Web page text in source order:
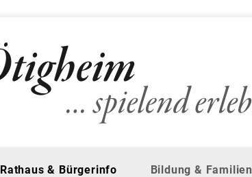
Rathaus & Bürgerinfo Bildung & Familien